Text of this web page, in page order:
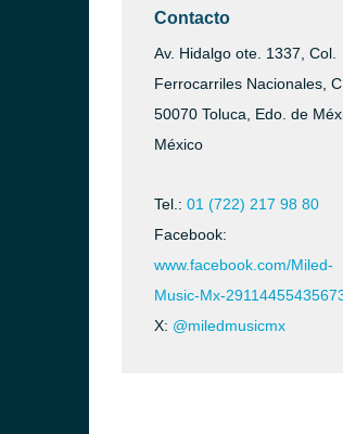
Contacto
Av. Hidalgo ote. 1337, Col.
Ferrocarriles Nacionales,
50070 Toluca, Edo. de
México
Tel.: 01 (722) 217 98 80
Facebook:
www.facebook.com/Miled-
Music-Mx-
X: @miledmusicmx